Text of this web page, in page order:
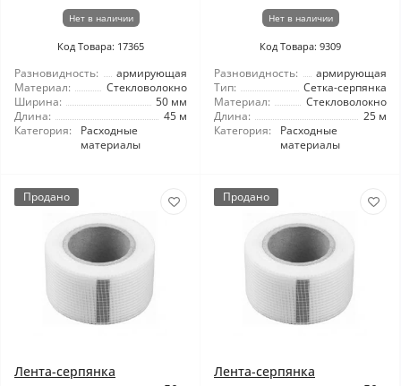
Нет в наличии
Код Товара: 17365
Разновидность:
армирующая
Материал:
Стекловолокно
Ширина:
50 мм
Длина:
45 м
Категория:
Расходные
материалы
Нет в наличии
Код Товара: 9309
Разновидность:
армирующая
Тип:
Сетка-серпянка
Материал:
Стекловолокно
Длина:
25 м
Категория:
Расходные
материалы
Продано
Лента-серпянка
Продано
Лента-серпянка